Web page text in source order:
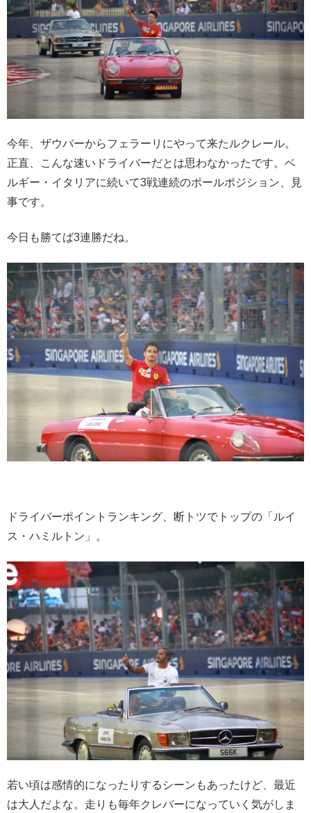
今年、ザウバーからフェラーリにやって来たルクレール。
正直、こんな速いドライバーだとは思わなかったです。ベ
ルギー・イタリアに続いて3戦連続のポールポジション、見
事です。
今日も勝てば3連勝だね。
ドライバーポイントランキング、断トツでトップの「ルイ
ス・ハミルトン」。
若い頃は感情的になったりするシーンもあったけど、最近
は大人だよな。走りも毎年クレバーになっていく気がしま